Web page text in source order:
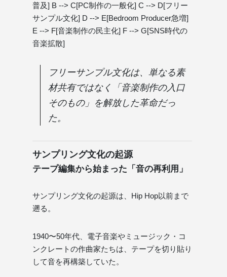
普及] B --> C[PC制作の一般化] C --> D[フリー
サンプル文化] D --> E[Bedroom Producer急増]
E --> F[音楽制作の民主化] F --> G[SNS時代の
音楽拡散]
フリーサンプル文化は、単なる素
材共有ではなく「音楽制作の入口
そのもの」を解放した革命だっ
た。
サンプリング文化の起源
テープ編集から始まった「音の再利用」
サンプリング文化の起源は、Hip Hop以前まで
遡る。
1940〜50年代、電子音楽やミュージック・コ
ンクレートの作曲家たちは、テープを切り貼り
して音を再構築していた。